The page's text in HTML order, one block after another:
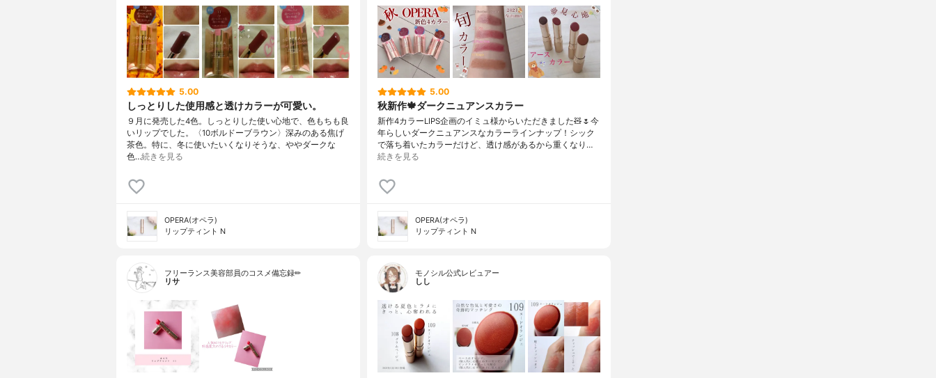
5.00
しっとりした使用感と透けカラーが可愛い。
９月に発売した4色。しっとりした使い心地で、色もちも良
いリップでした。〈10ボルドーブラウン〉深みのある焦げ
茶色。特に、冬に使いたいくなりそうな、ややダークな
色…続きを見る
OPERA(オペラ)
リップティント N
5.00
秋新作🍁ダークニュアンスカラー
新作4カラーLIPS企画のイミュ様からいただきました🧸🌷今
年らしいダークニュアンスなカラーラインナップ！シック
で落ち着いたカラーだけど、透け感があるから重くなり…
続きを見る
OPERA(オペラ)
リップティント N
フリーランス美容部員のコスメ備忘録✏︎
リサ
モノシル公式レビュアー
しし